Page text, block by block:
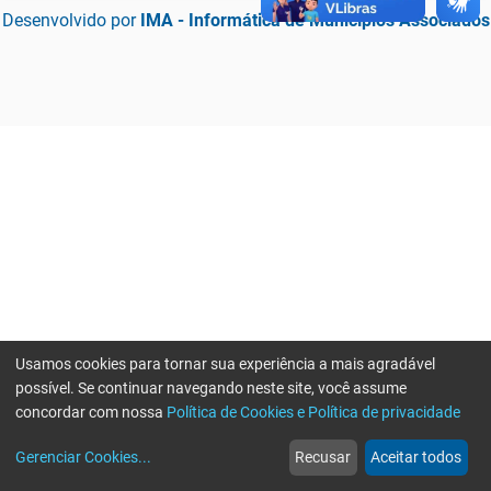
Desenvolvido por IMA - Informática de Municípios Associados
web
Notícias
more_horiz
Mais
Usamos cookies para tornar sua experiência a mais agradável
possível. Se continuar navegando neste site, você assume
concordar com nossa Política de Cookies e Política de privacidade
Gerenciar Cookies... Recusar Aceitar todos
Erro ao enviar informações, por favor tente novamente